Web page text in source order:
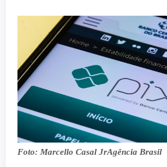
Foto: Marcello Casal JrAgência Brasil